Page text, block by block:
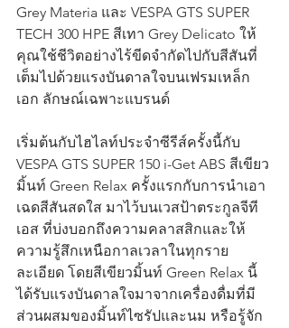
Grey Materia และ VESPA GTS SUPER
TECH 300 HPE สีเทา Grey Delicato ให้
คุณใช้ชีวิตอย่างไร้ขีดจำกัดไปกับสีสันที่
เต็มไปด้วยแรงบันดาลใจบนเฟรมเหล็ก
เอก ลักษณ์เฉพาะแบรนด์
เริ่มต้นกับไฮไลท์ประจำซีรีส์ครั้งนี้กับ
VESPA GTS SUPER 150 i-Get ABS สีเขียว
มิ้นท์ Green Relax ครั้งแรกกับการนำเอา
เฉดสีสันสดใส มาไว้บนเวสป้าตระกูลจีที
เอส ที่บ่งบอกถึงความคลาสสิกและให้
ความรู้สึกเหนือกาลเวลาในทุกราย
ละเอียด โดยสีเขียวมิ้นท์ Green Relax นี้
ได้รับแรงบันดาลใจมาจากเครื่องดื่มที่มี
ส่วนผสมของมิ้นท์ไซรัปและนม หรือรู้จัก